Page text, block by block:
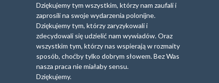
Dziękujemy tym wszystkim, którzy nam zaufali i
zaprosili na swoje wydarzenia polonijne.
Dziękujemy tym, którzy zaryzykowali i
zdecydowali się udzielić nam wywiadów. Oraz
wszystkim tym, którzy nas wspierają w rozmaity
sposób, choćby tylko dobrym słowem. Bez Was
nasza praca nie miałaby sensu.
Dziękujemy.